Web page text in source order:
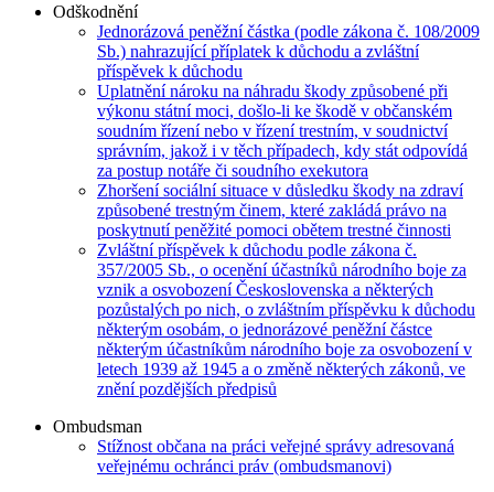
Odškodnění
Jednorázová peněžní částka (podle zákona č. 108/2009
Sb.) nahrazující příplatek k důchodu a zvláštní
příspěvek k důchodu
Uplatnění nároku na náhradu škody způsobené při
výkonu státní moci, došlo-li ke škodě v občanském
soudním řízení nebo v řízení trestním, v soudnictví
správním, jakož i v těch případech, kdy stát odpovídá
za postup notáře či soudního exekutora
Zhoršení sociální situace v důsledku škody na zdraví
způsobené trestným činem, které zakládá právo na
poskytnutí peněžité pomoci obětem trestné činnosti
Zvláštní příspěvek k důchodu podle zákona č.
357/2005 Sb., o ocenění účastníků národního boje za
vznik a osvobození Československa a některých
pozůstalých po nich, o zvláštním příspěvku k důchodu
některým osobám, o jednorázové peněžní částce
některým účastníkům národního boje za osvobození v
letech 1939 až 1945 a o změně některých zákonů, ve
znění pozdějších předpisů
Ombudsman
Stížnost občana na práci veřejné správy adresovaná
veřejnému ochránci práv (ombudsmanovi)